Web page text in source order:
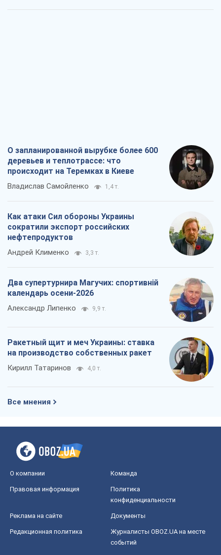
О запланированной вырубке более 600
деревьев и теплотрассе: что
происходит на Теремках в Киеве
Владислав Самойленко 1,4 т.
Как атаки Сил обороны Украины
сократили экспорт российских
нефтепродуктов
Андрей Клименко 3,3 т.
Два супертурнира Магучих: спортивній
календарь осени-2026
Александр Липенко 9,9 т.
Ракетный щит и меч Украины: ставка
на производство собственных ракет
Кирилл Татаринов 4,0 т.
Все мнения
О компании Команда
Правовая информация
Политика
конфиденциальности
Реклама на сайте Документы
Редакционная политика
Журналисты OBOZ.UA на месте
событий